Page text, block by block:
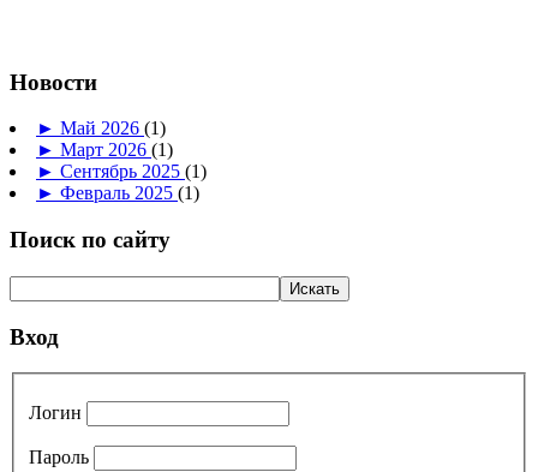
Новости
► Май 2026 (1)
► Март 2026 (1)
► Сентябрь 2025 (1)
► Февраль 2025 (1)
Поиск по сайту
Вход
Логин
Пароль